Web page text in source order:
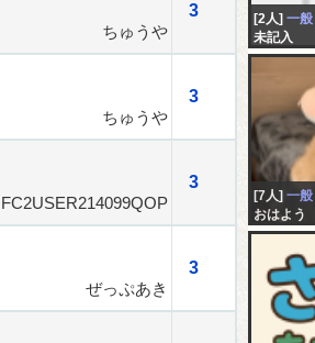
3
ちゅうや
3
ちゅうや
3
FC2USER214099QOP
3
ぜっぷあき
[2人] 一般
未記入
[7人] 一般
おはよう